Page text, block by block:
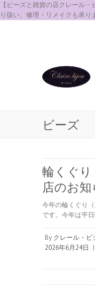
【ビーズと雑貨の店クレール
り扱い、修理・リメイクも承り
ビーズ
輪くぐり
店のお知
今年の輪くぐり
です。今年は平
By クレール・ビ
2026年6月24日
|